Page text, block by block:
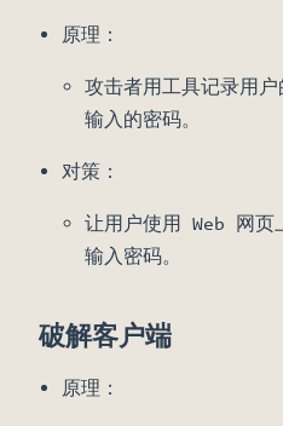
原理：
攻击者用工具记录用
输入的密码。
对策：
让用户使用 Web 网页
输入密码。
破解客户端
原理：